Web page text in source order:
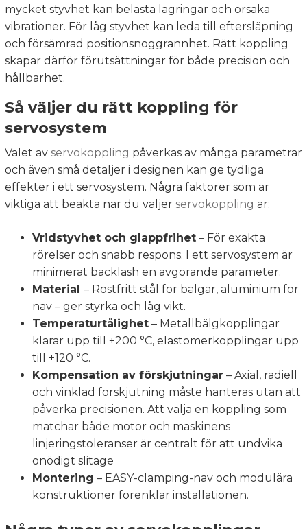
mycket styvhet kan belasta lagringar och orsaka
vibrationer. För låg styvhet kan leda till eftersläpning
och försämrad positionsnoggrannhet. Rätt koppling
skapar därför förutsättningar för både precision och
hållbarhet.
Så väljer du rätt koppling för
servosystem
Valet av servokoppling påverkas av många parametrar
och även små detaljer i designen kan ge tydliga
effekter i ett servosystem. Några faktorer som är
viktiga att beakta när du väljer servokoppling är:
Vridstyvhet och glappfrihet – För exakta
rörelser och snabb respons. I ett servosystem är
minimerat backlash en avgörande parameter.
Material – Rostfritt stål för bälgar, aluminium för
nav – ger styrka och låg vikt.
Temperaturtålighet – Metallbälgkopplingar
klarar upp till +200 °C, elastomerkopplingar upp
till +120 °C.
Kompensation av förskjutningar – Axial, radiell
och vinklad förskjutning måste hanteras utan att
påverka precisionen. Att välja en koppling som
matchar både motor och maskinens
linjeringstoleranser är centralt för att undvika
onödigt slitage
Montering – EASY-clamping-nav och modulära
konstruktioner förenklar installationen.